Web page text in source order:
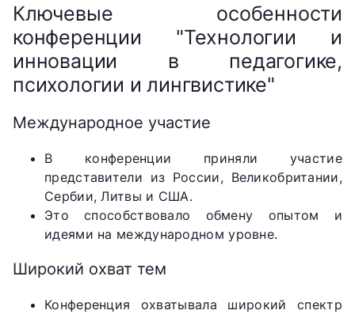
Ключевые особенности
конференции "Технологии и
инновации в педагогике,
психологии и лингвистике"
Международное участие
В конференции приняли участие
представители из России, Великобритании,
Сербии, Литвы и США.
Это способствовало обмену опытом и
идеями на международном уровне.
Широкий охват тем
Конференция охватывала широкий спектр